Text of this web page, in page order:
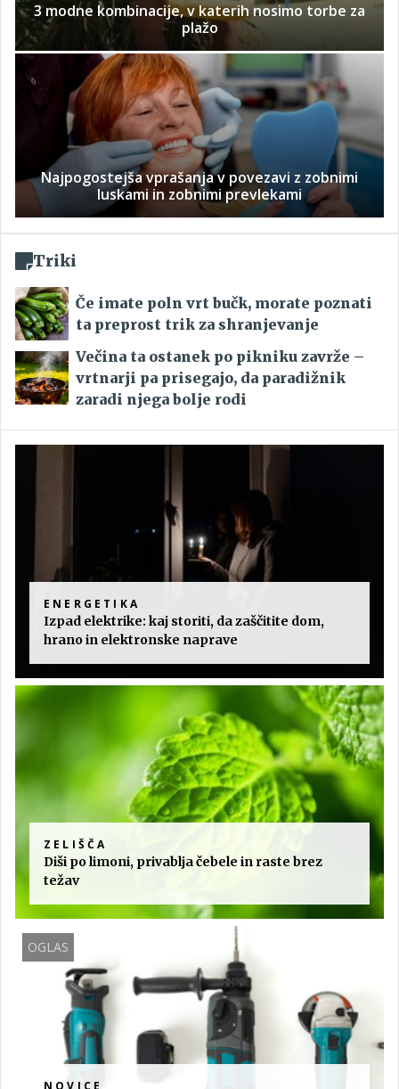
3 modne kombinacije, v katerih nosimo torbe za
plažo
Najpogostejša vprašanja v povezavi z zobnimi
luskami in zobnimi prevlekami
Triki
Če imate poln vrt bučk, morate poznati
ta preprost trik za shranjevanje
Večina ta ostanek po pikniku zavrže –
vrtnarji pa prisegajo, da paradižnik
zaradi njega bolje rodi
ENERGETIKA
Izpad elektrike: kaj storiti, da zaščitite dom,
hrano in elektronske naprave
ZELIŠČA
Diši po limoni, privablja čebele in raste brez
težav
OGLAS
NOVICE